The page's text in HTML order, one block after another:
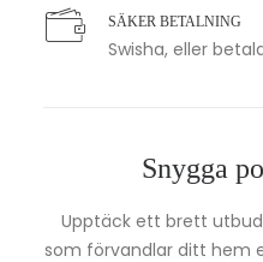
SÄKER BETALNING
Swisha, eller
Snygga
Upptäck ett brett
som förvandlar ditt hem